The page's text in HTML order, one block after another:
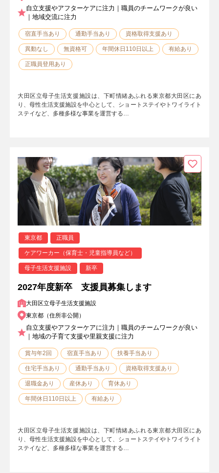
自立支援やアフターケアに注力｜職員のチームワークが良い
｜地域交流に注力
宿直手当あり 通勤手当あり 資格取得支援あり
異動なし 無資格可 年間休日110日以上 有給あり
正職員登用あり
大田区立母子生活支援施設は、下町情緒あふれる東京都大田区にあ
り、母性生活支援施設を中心として、ショートステイやトワイライト
ステイなど、多種多様な事業を運営する…
東京都 正職員
ケアワーカー（保育士・児童指導員など）
母子生活支援施設 新卒
2027年度新卒 支援員募集します
大田区立母子生活支援施設
東京都（住所非公開）
自立支援やアフターケアに注力｜職員のチームワークが良い
｜地域の子育て支援や里親支援に注力
賞与年2回 宿直手当あり 扶養手当あり
住宅手当あり 通勤手当あり 資格取得支援あり
退職金あり 産休あり 育休あり
年間休日110日以上 有給あり
大田区立母子生活支援施設は、下町情緒あふれる東京都大田区にあ
り、母性生活支援施設を中心として、ショートステイやトワイライト
ステイなど、多種多様な事業を運営する…